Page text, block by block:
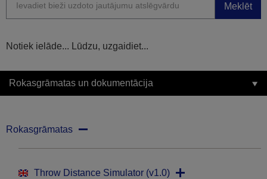
Meklēt
Notiek ielāde... Lūdzu, uzgaidiet...
Rokasgrāmatas un dokumentācija
Rokasgrāmatas
Throw Distance Simulator (v1.0)